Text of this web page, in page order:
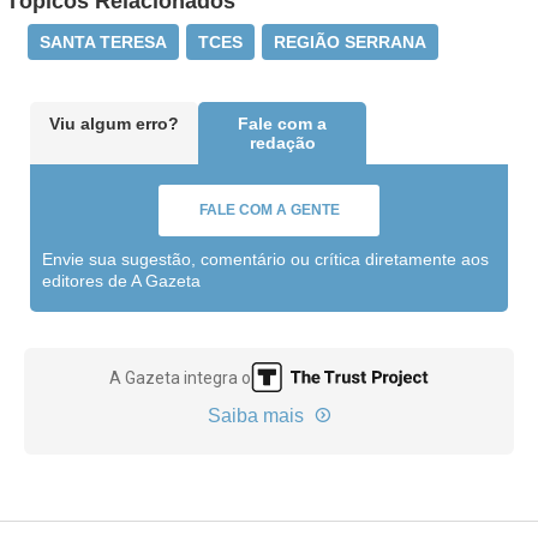
SANTA TERESA TCES REGIÃO SERRANA
Viu algum erro?
Fale com a
redação
FALE COM A GENTE
Envie sua sugestão, comentário ou crítica diretamente aos
editores de A Gazeta
A Gazeta integra o
Saiba mais